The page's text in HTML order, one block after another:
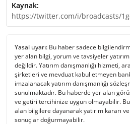
Kaynak:
https://twitter.com/i/broadcasts/
Yasal uyarı: Bu haber sadece
yer alan bilgi, yorum ve tavsiyeler yatırım
değildir. Yatırım danışmanlığı hizmeti,
şirketleri ve mevduat kabul etmeyen
imzalanacak yatırım danışmanlığı
sunulmaktadır. Bu haberde yer alan
ve getiri tercihinize uygun olmayabilir.
alan bilgilere dayanarak yatırım kararı
sonuçlar doğurmayabilir.